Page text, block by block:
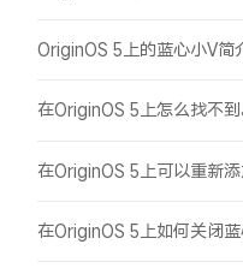
OriginOS 5上的蓝心小V简
在OriginOS 5上怎么找不到
在OriginOS 5上可以重新
在OriginOS 5上如何关闭蓝